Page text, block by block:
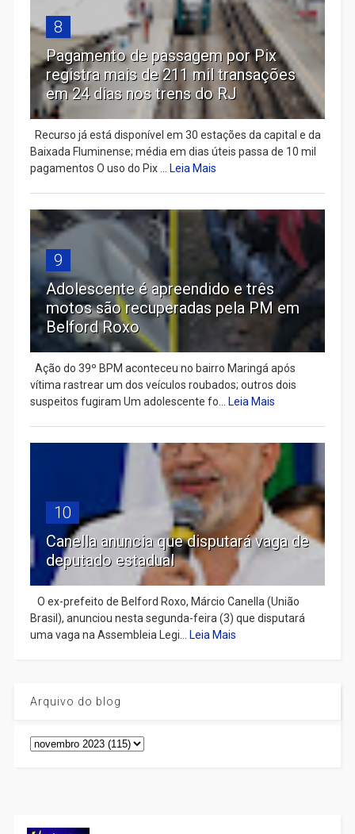
8
Pagamento de passagem por Pix
registra mais de 211 mil transações
em 24 dias nos trens do RJ
Recurso já está disponível em 30 estações da capital e da
Baixada Fluminense; média em dias úteis passa de 10 mil
pagamentos O uso do Pix ...
Leia Mais
9
Adolescente é apreendido e três
motos são recuperadas pela PM em
Belford Roxo
Ação do 39º BPM aconteceu no bairro Maringá após
vítima rastrear um dos veículos roubados; outros dois
suspeitos fugiram Um adolescente fo...
Leia Mais
10
Canella anuncia que disputará vaga de
deputado estadual
​ O ex-prefeito de Belford Roxo, Márcio Canella (União
Brasil), anunciou nesta segunda-feira (3) que disputará
uma vaga na Assembleia Legi...
Leia Mais
Arquivo do blog